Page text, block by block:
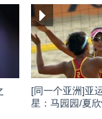
[同一个亚洲]亚
星：马园园/夏